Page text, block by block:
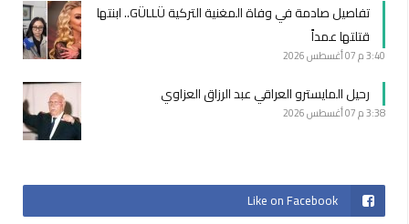
تفاصيل صادمة في وفاة المغنية التركية GÜLLÜ.. ابنتها
قتلتها عمداً
3:40 م 07 أغسطس 2026
رحيل المايسترو العراقي عبد الرزاق العزاوي
3:38 م 07 أغسطس 2026
Like on Facebook